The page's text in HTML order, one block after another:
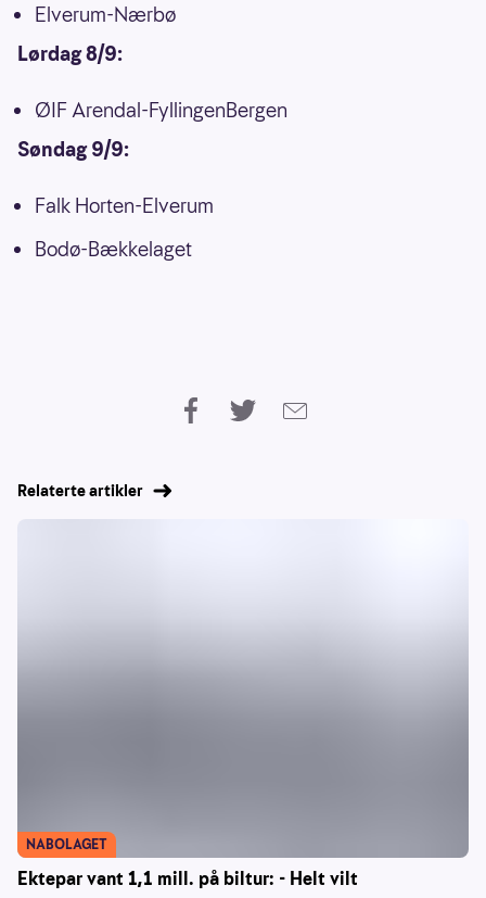
Elverum-Nærbø
Lørdag 8/9:
ØIF Arendal-FyllingenBergen
Søndag 9/9:
Falk Horten-Elverum
Bodø-Bækkelaget
Relaterte artikler
Ektepar vant 1,1 mill. på biltur: - Helt vilt
NABOLAGET